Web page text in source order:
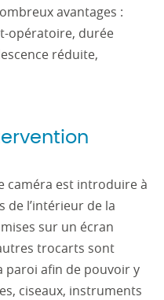
avantages :
opératoire, durée
réduite,
caméra est introduire à
de l’intérieur de la
sur un écran
trocarts sont
paroi afin de pouvoir y
ciseaux, instruments